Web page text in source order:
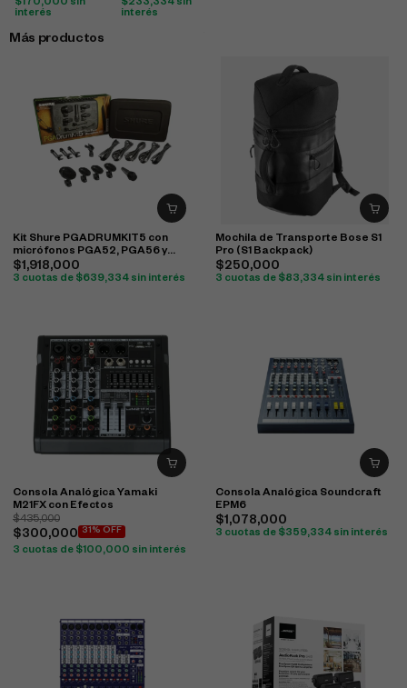
$170,000 sin
interés
$233,334sin
interés
Más productos
Kit Shure PGADRUMKIT5 con
micrófonos PGA52, PGA56 y
PGA57 para batería
$1,918,000
3 cuotas de $639,334 sin interés
Mochila de Transporte Bose S1
Pro (S1 Backpack)
$250,000
3 cuotas de $83,334 sin interés
Consola Analógica Yamaki
M21FX con Efectos
$435,000
$300,000 31% OFF
3 cuotas de $100,000 sin interés
Consola Analógica Soundcraft
EPM6
$1,078,000
3 cuotas de $359,334 sin interés